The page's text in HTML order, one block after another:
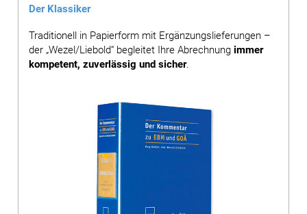
Der Klassiker
Traditionell in Papierform mit Ergänzungslieferungen –
der „Wezel/Liebold“ begleitet Ihre Abrechnungimmer
kompetent, zuverlässig und sicher.